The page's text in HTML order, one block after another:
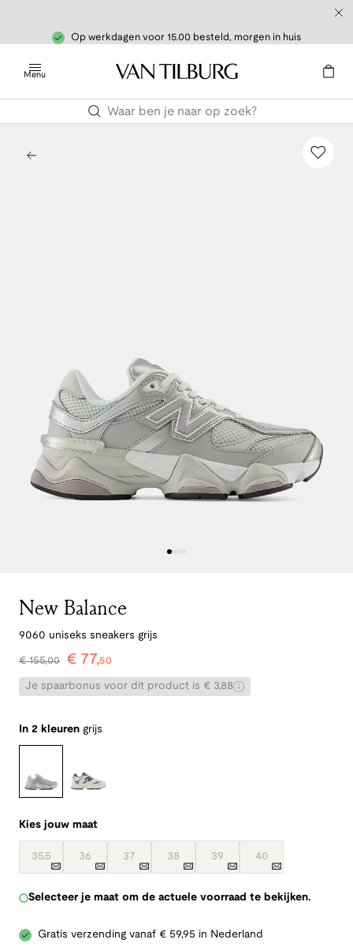
Op werkdagen voor 15.00 besteld, morgen in huis
Menu
New Balance
9060 uniseks sneakers grijs
€155,00 € 77,50
Je spaarbonus voor dit product is € 3,88
In 2 kleuren grijs
Kies jouw maat
35.5 36 37 38 39 40
Selecteer je maat om de actuele voorraad te bekijken.
Gratis verzending vanaf € 59,95 in Nederland